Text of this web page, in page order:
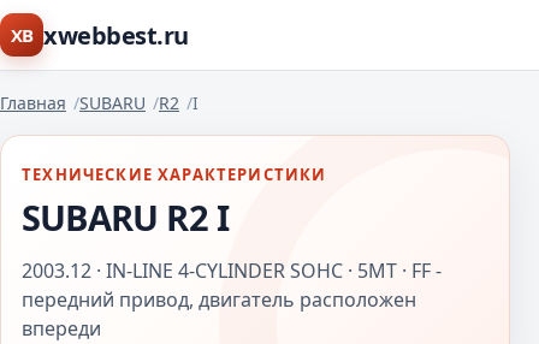
XB xwebbest.ru
Главная SUBARU R2 I
ТЕХНИЧЕСКИЕ ХАРАКТЕРИСТИКИ
SUBARU R2 I
2003.12 · IN-LINE 4-CYLINDER SOHC · 5MT · FF -
передний привод, двигатель расположен
впереди